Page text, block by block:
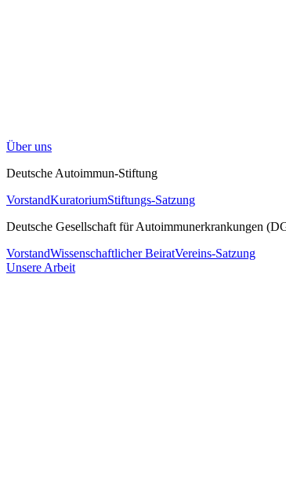
Über uns
Deutsche Autoimmun-Stiftung
VorstandKuratoriumStiftungs-Satzung
Deutsche Gesellschaft für Autoimmunerkrankungen
VorstandWissenschaftlicher BeiratVereins-Satzung
Unsere Arbeit